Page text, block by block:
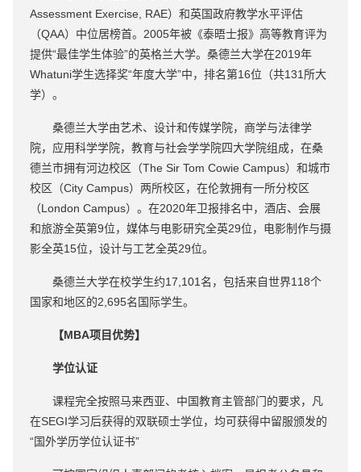
Assessment Exercise, RAE）和英国政府教学水平评估
（QAA）中位居榜首。2005年被《泰晤士报》高等教育评为
提供“最佳学生体验”的英格兰大学。桑德兰大学在2019年
Whatuni学生选择奖“年度大学”中，排名第16位（共131所大
学）。
桑德兰大学由艺术、设计和传媒学院，商学与法律学
院，应用科学学院，教育与社会学学院四大学院组成，在桑
德兰市拥有河边校区（The Sir Tom Cowie Campus）和城市
校区（City Campus）两所校区，在伦敦拥有一所分校区
（London Campus）。在2020年卫报排名中，酒店、会展
和旅游全英第9位，媒体与电影研究全英29位，电影制作与摄
影全英15位，设计与工艺全英29位。
桑德兰大学在校学生约17,101名，包括来自世界118个
国家和地区的2,695名国际学生。
【MBA项目优势】
学位认证
课程完全按照马来西亚、中国教育主管部门的要求，凡
在SEGI学习后获得的双联硕士学位，均可获得中留服颁发的
“国外学历学位认证书”